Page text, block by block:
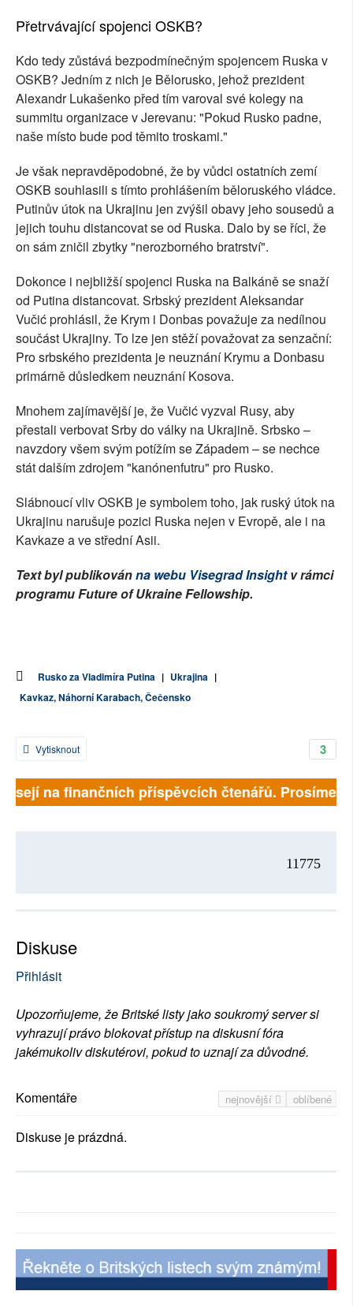
Přetrvávající spojenci OSKB?
Kdo tedy zůstává bezpodmínečným spojencem Ruska v
OSKB? Jedním z nich je Bělorusko, jehož prezident
Alexandr Lukašenko před tím varoval své kolegy na
summitu organizace v Jerevanu: "Pokud Rusko padne,
naše místo bude pod těmito troskami."
Je však nepravděpodobné, že by vůdci ostatních zemí
OSKB souhlasili s tímto prohlášením běloruského vládce.
Putinův útok na Ukrajinu jen zvýšil obavy jeho sousedů a
jejich touhu distancovat se od Ruska. Dalo by se říci, že
on sám zničil zbytky "nerozborného bratrství".
Dokonce i nejbližší spojenci Ruska na Balkáně se snaží
od Putina distancovat. Srbský prezident Aleksandar
Vučić prohlásil, že Krym i Donbas považuje za nedílnou
součást Ukrajiny. To lze jen stěží považovat za senzační:
Pro srbského prezidenta je neuznání Krymu a Donbasu
primárně důsledkem neuznání Kosova.
Mnohem zajímavější je, že Vučić vyzval Rusy, aby
přestali verbovat Srby do války na Ukrajině. Srbsko –
navzdory všem svým potížím se Západem – se nechce
stát dalším zdrojem "kanónenfutru" pro Rusko.
Slábnoucí vliv OSKB je symbolem toho, jak ruský útok na
Ukrajinu narušuje pozici Ruska nejen v Evropě, ale i na
Kavkaze a ve střední Asii.
Text byl publikovánna webu Visegrad Insightv rámci
programu Future of Ukraine Fellowship.
Rusko za Vladimíra Putina | Ukrajina |
Kavkaz, Náhorní Karabach, Čečensko
3
Vytisknout
na finančních příspěvcích čtenářů. Prosíme,
11775
Diskuse
Přihlásit
Upozorňujeme, že Britské listy jako soukromý server si
vyhrazují právo blokovat přístup na diskusní fóra
jakémukoliv diskutérovi, pokud to uznají za důvodné.
nejnovější oblíbené
Komentáře
Diskuse je prázdná.